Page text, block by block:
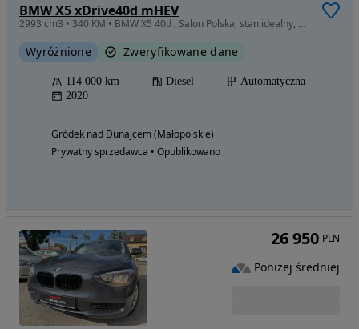
BMW X5 xDrive40d mHEV
2993 cm3 • 340 KM • BMW X5 40d , Salon Polska, stan idealny, Niski przebieg
Wyróżnione Zweryfikowane dane
114 000 km Diesel
Automatyczna
2020
Gródek nad Dunajcem (Małopolskie)
Prywatny sprzedawca • Opublikowano
26 950 PLN
Poniżej średniej